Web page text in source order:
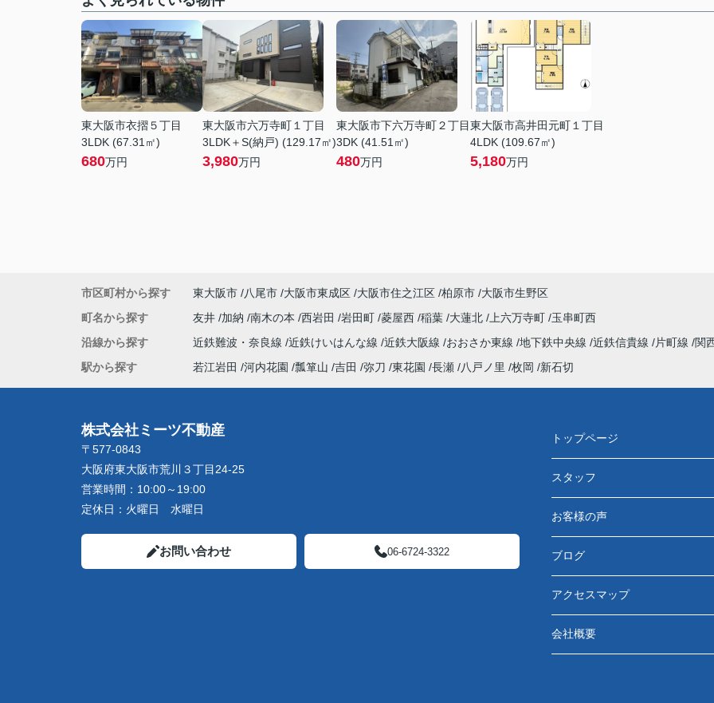
東大阪市衣摺５丁目
3LDK (67.31㎡)
680万円
東大阪市六万寺町１丁目
3LDK＋S(納戸) (129.17㎡)
3,980万円
東大阪市下六万寺町２丁目
3DK (41.51㎡)
480万円
東大阪市高井田元町１丁目
4LDK (109.67㎡)
5,180万円
市区町村から探す 東大阪市 八尾市 大阪市東成区 大阪市住之江区 柏原市 大阪市生野区
町名から探す
友井 加納 南木の本 西岩田 岩田町 菱屋西 稲葉 大蓮北 上六万寺町 玉串町西
沿線から探す
近鉄難波・奈良線 近鉄けいはんな線 近鉄大阪線 おおさか東線 地下鉄中央線 近鉄信貴線 片町線 関
駅から探す
若江岩田 河内花園 瓢箪山 吉田 弥刀 東花園 長瀬 八戸ノ里 枚岡 新石切
株式会社ミーツ不動産
〒577-0843
大阪府東大阪市荒川３丁目24-25
営業時間： 10:00～19:00
定休日： 火曜日 水曜日
お問い合わせ 06-6724-3322
トップページ
スタッフ
お客様の声
ブログ
アクセスマップ
会社概要